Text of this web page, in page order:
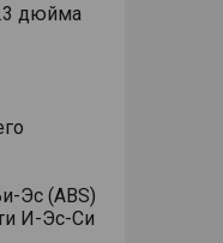
дюйма
Эс (ABS)
И-Эс-Си